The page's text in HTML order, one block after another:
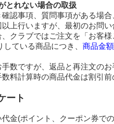
とれない場合の取扱
認事項、質問事項がある場
上行いますが、最初のお問
クラブではご注文を「お客
ている商品につき、 商品金
数ですが、返品と再注文の
料計算時の商品代金は割引
ート
金(ポイント、クーポン券で